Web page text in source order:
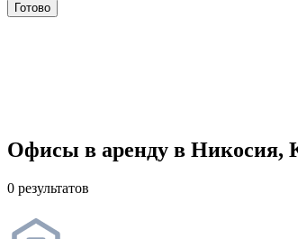
Готово
Офисы в аренду в Никосия,
0 результатов